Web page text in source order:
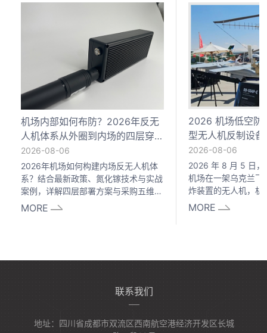
机场内部如何布防？2026年反无
人机体系从外圈到内场的四层穿透
方案
2026-08-06
2026年机场如何构建内场反无人机体
系？结合最新政策、氮化镓技术与实战
案例，详解四层部署方案与采购五维标
准，助您选择合规可靠的无人机反制设
MORE
2026 机场低空防
型无人机反制设备
2026-08-06
2026 年 8 月 5 日，
机场在一架乌克兰飞
炸装置的无人机，机
出动排爆机器人处
MORE
联系我们
地址：四川省成都市双流区西南航空港经济开发区长城